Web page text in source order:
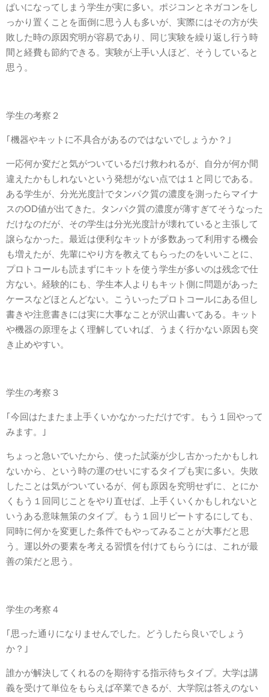
ぱいになってしまう学生が実に多い。ポジコンとネガコンをし
っかり置くことを面倒に思う人も多いが、実際にはその方が失
敗した時の原因究明が容易であり、同じ実験を繰り返し行う時
間と経費も節約できる。実験が上手い人ほど、そうしていると
思う。
学生の考察２
｢機器やキットに不具合があるのではないでしょうか？｣
一応何か変だと気がついているだけ救われるが、自分が何か間
違えたかもしれないという発想がない点では１と同じである。
ある学生が、分光光度計でタンパク質の濃度を測ったらマイナ
スのOD値が出てきた。タンパク質の濃度が薄すぎてそうなった
だけなのだが、その学生は分光光度計が壊れていると主張して
譲らなかった。最近は便利なキットが多数あって利用する機会
も増えたが、先輩にやり方を教えてもらったのをいいことに、
プロトコールも読まずにキットを使う学生が多いのは残念で仕
方ない。経験的にも、学生本人よりもキット側に問題があった
ケースなどほとんどない。こういったプロトコールにある但し
書きや注意書きには実に大事なことが沢山書いてある。キット
や機器の原理をよく理解していれば、うまく行かない原因も突
き止めやすい。
学生の考察３
｢今回はたまたま上手くいかなかっただけです。もう１回やって
みます。｣
ちょっと急いでいたから、使った試薬が少し古かったかもしれ
ないから、という時の運のせいにするタイプも実に多い。失敗
したことは気がついているが、何も原因を究明せずに、とにか
くもう１回同じことをやり直せば、上手くいくかもしれないと
いうある意味無策のタイプ。もう１回リピートするにしても、
同時に何かを変更した条件でもやってみることが大事だと思
う。運以外の要素を考える習慣を付けてもらうには、これが最
善の策だと思う。
学生の考察４
｢思った通りになりませんでした。どうしたら良いでしょう
か？｣
誰かが解決してくれるのを期待する指示待ちタイプ。大学は講
義を受けて単位をもらえば卒業できるが、大学院は答えのない